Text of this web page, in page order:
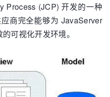
Process (JCP) 开发的一种
商完全能够为 JavaServer
可视化开发环境。